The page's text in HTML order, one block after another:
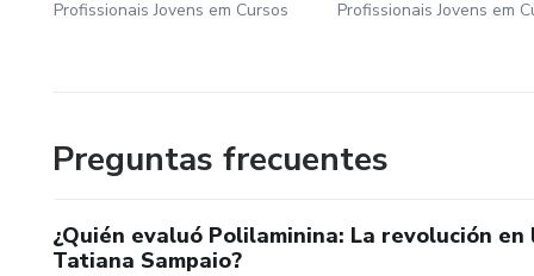
Profissionais Jovens em Cursos Profissionais Jovens em
Preguntas frecuentes
¿Quién evaluó Polilaminina: La revolución
Tatiana Sampaio?